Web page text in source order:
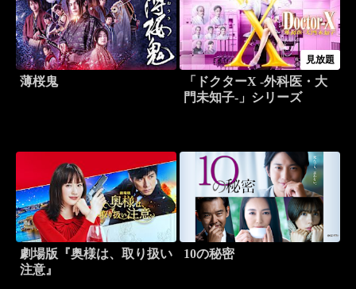
薄桜鬼
見放題
「ドクターX -外科医・大
門未知子-」シリーズ
劇場版『奥様は、取り扱い
注意』
10の秘密